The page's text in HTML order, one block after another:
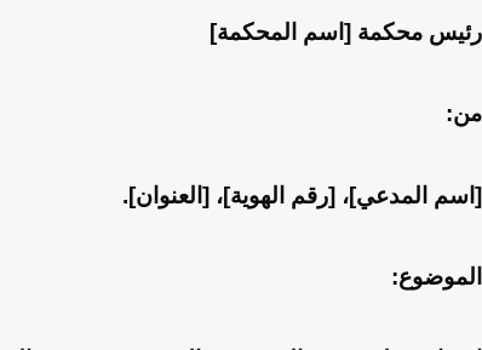
رئيس محكمة [اسم المحكمة]
من:
[اسم المدعي]، [رقم الهوية]، [العنوان].
الموضوع: